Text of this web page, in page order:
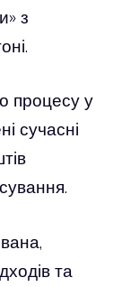
з
процесу у
сучасні
та